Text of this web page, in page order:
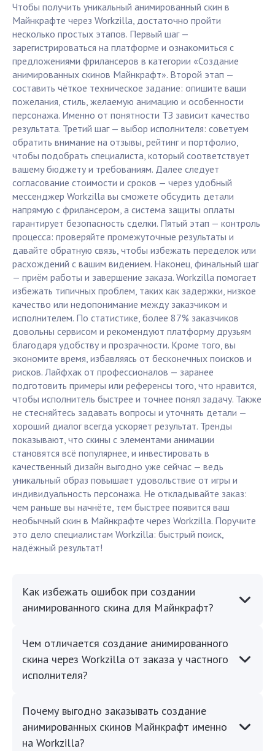
Чтобы получить уникальный анимированный скин в
Майнкрафте через Workzilla, достаточно пройти
несколько простых этапов. Первый шаг —
зарегистрироваться на платформе и ознакомиться с
предложениями фрилансеров в категории «Создание
анимированных скинов Майнкрафт». Второй этап —
составить чёткое техническое задание: опишите ваши
пожелания, стиль, желаемую анимацию и особенности
персонажа. Именно от понятности ТЗ зависит качество
результата. Третий шаг — выбор исполнителя: советуем
обратить внимание на отзывы, рейтинг и портфолио,
чтобы подобрать специалиста, который соответствует
вашему бюджету и требованиям. Далее следует
согласование стоимости и сроков — через удобный
мессенджер Workzilla вы сможете обсудить детали
напрямую с фрилансером, а система защиты оплаты
гарантирует безопасность сделки. Пятый этап — контроль
процесса: проверяйте промежуточные результаты и
давайте обратную связь, чтобы избежать переделок или
расхождений с вашим видением. Наконец, финальный шаг
— приём работы и завершение заказа. Workzilla помогает
избежать типичных проблем, таких как задержки, низкое
качество или недопонимание между заказчиком и
исполнителем. По статистике, более 87% заказчиков
довольны сервисом и рекомендуют платформу друзьям
благодаря удобству и прозрачности. Кроме того, вы
экономите время, избавляясь от бесконечных поисков и
рисков. Лайфхак от профессионалов — заранее
подготовить примеры или референсы того, что нравится,
чтобы исполнитель быстрее и точнее понял задачу. Также
не стесняйтесь задавать вопросы и уточнять детали —
хороший диалог всегда ускоряет результат. Тренды
показывают, что скины с элементами анимации
становятся всё популярнее, и инвестировать в
качественный дизайн выгодно уже сейчас — ведь
уникальный образ повышает удовольствие от игры и
индивидуальность персонажа. Не откладывайте заказ:
чем раньше вы начнёте, тем быстрее появится ваш
необычный скин в Майнкрафте через Workzilla. Поручите
это дело специалистам Workzilla: быстрый поиск,
надёжный результат!
Как избежать ошибок при создании
анимированного скина для Майнкрафт?
Чем отличается создание анимированного
скина через Workzilla от заказа у частного
исполнителя?
Почему выгодно заказывать создание
анимированных скинов Майнкрафт именно
на Workzilla?